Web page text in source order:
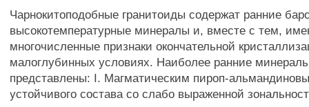
Чарнокитоподобные гранитоиды содержат ранние
высокотемпературные минералы и, вместе с тем,
многочисленные признаки окончательной
малоглубинных условиях. Наиболее ранние
представлены: I. Магматическим пироп-
устойчивого состава со слабо выраженной